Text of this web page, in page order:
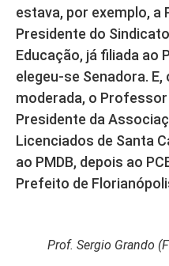
estava, por exemplo,
Presidente do
Educação, já filiada ao
elegeu-se Senadora.
moderada, o Professor
Presidente da
Licenciados de Santa
ao PMDB, depois ao
Prefeito de
Prof. Sergio Grando